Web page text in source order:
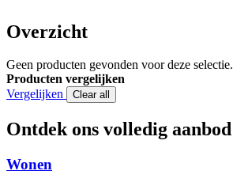
Overzicht
Geen producten gevonden voor deze selectie.
Producten vergelijken
Vergelijken
Clear all
Ontdek ons volledig aanbod
Wonen